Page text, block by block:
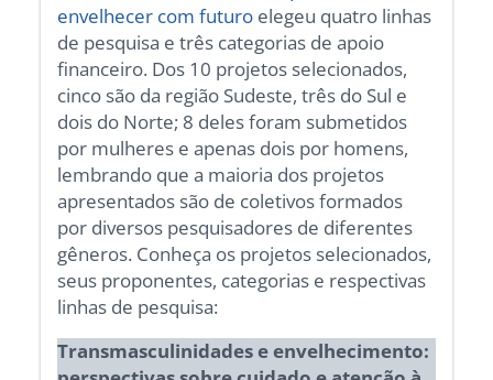
envelhecer com futuro elegeu quatro linhas
de pesquisa e três categorias de apoio
financeiro. Dos 10 projetos selecionados,
cinco são da região Sudeste, três do Sul e
dois do Norte; 8 deles foram submetidos
por mulheres e apenas dois por homens,
lembrando que a maioria dos projetos
apresentados são de coletivos formados
por diversos pesquisadores de diferentes
gêneros. Conheça os projetos selecionados,
seus proponentes, categorias e respectivas
linhas de pesquisa:
Transmasculinidades e envelhecimento: